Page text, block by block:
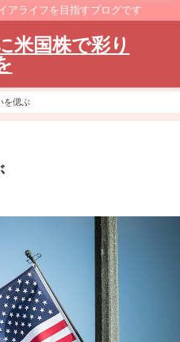
アライフを目指すブログです
米国株で彩り
を偲ぶ